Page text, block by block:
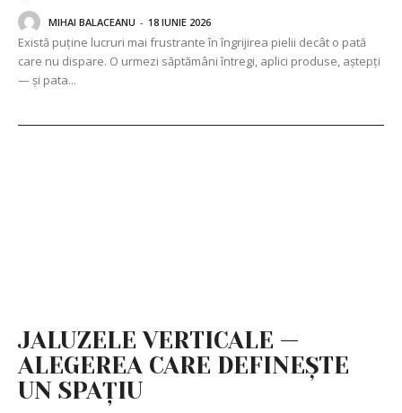
MIHAI BALACEANU - 18 IUNIE 2026
Există puține lucruri mai frustrante în îngrijirea pielii decât o pată
care nu dispare. O urmezi săptămâni întregi, aplici produse, aștepți
— și pata...
JALUZELE VERTICALE —
ALEGEREA CARE DEFINEȘTE
UN SPAȚIU